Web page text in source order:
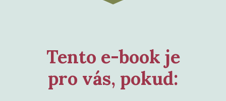
Tento e-book je
pro vás, pokud: